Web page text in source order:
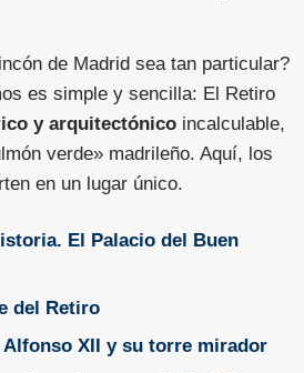
de Madrid sea tan particular?
es simple y sencilla: El Retiro
y arquitectónico incalculable,
verde» madrileño. Aquí, los
en un lugar único.
El Palacio del Buen
del Retiro
Alfonso XII y su torre mirador